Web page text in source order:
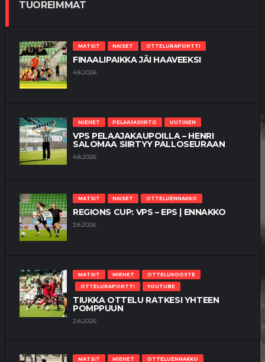
TUOREIMMAT
MATSIT NAISET OTTELURAPORTTI
FINAALIPAIKKA JÄI HAAVEEKSI
4.8.2026
MIEHET PELAAJASIIRTO UUTINEN
VPS PELAAJAKAUPOILLA – HENRI
SALOMAA SIIRTYY PALLOSEURAAN
4.8.2026
MATSIT NAISET OTTELUENNAKKO
REGIONS CUP: VPS – EPS | ENNAKKO
3.8.2026
MATSIT MIEHET
OTTELUKOOSTE
OTTELURAPORTTI
YOUTUBE
TIUKKA OTTELU RATKESI YHTEEN
POMPPUUN
2.8.2026
MATSIT MIEHET
OTTELUENNAKKO